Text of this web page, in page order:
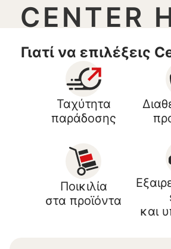
CENTER
Γιατί να επιλέξεις
Ταχύτητα
παράδοσης
Ποικιλία
στα προϊόντα
και